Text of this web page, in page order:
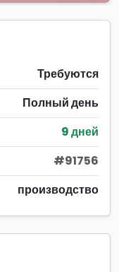
Требуются
Полный день
9 дней
#91756
производство